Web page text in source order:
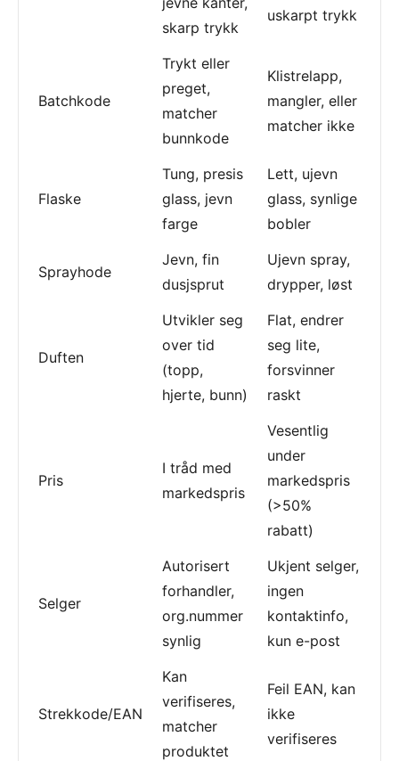
skarp trykk
uskarpt trykk
Batchkode
Trykt eller
preget,
matcher
bunnkode
Klistrelapp,
mangler, eller
matcher ikke
Flaske
Tung, presis
glass, jevn
farge
Lett, ujevn
glass, synlige
bobler
Sprayhode
Jevn, fin
dusjsprut
Ujevn spray,
drypper, løst
Duften
Utvikler seg
over tid
(topp,
hjerte, bunn)
Flat, endrer
seg lite,
forsvinner
raskt
Pris
I tråd med
markedspris
Vesentlig
under
markedspris
(>50%
rabatt)
Selger
Autorisert
forhandler,
org.nummer
synlig
Ukjent selger,
ingen
kontaktinfo,
kun e-post
Strekkode/EAN
Kan
verifiseres,
matcher
produktet
Feil EAN, kan
ikke
verifiseres